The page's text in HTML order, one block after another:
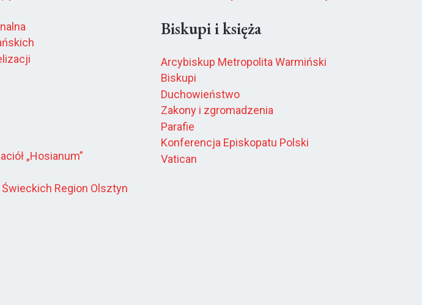
„Hosianum”
Region Olsztyn
Biskupi i księża
Arcybiskup Metropolita Warmiński
Biskupi
Duchowieństwo
Zakony i zgromadzenia
Parafie
Konferencja Episkopatu Polski
Vatican